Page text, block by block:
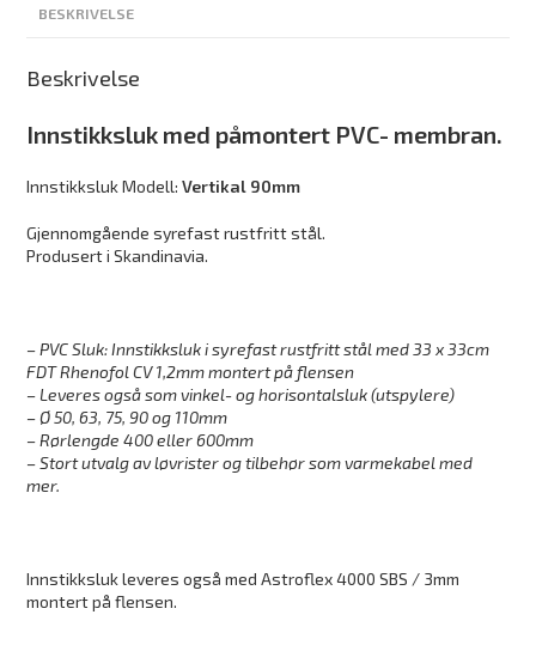
BESKRIVELSE
Beskrivelse
Innstikksluk med påmontert PVC- membran.
Innstikksluk Modell:Vertikal 90mm
Gjennomgående syrefast rustfritt stål.
Produsert i Skandinavia.
– PVC Sluk: Innstikksluk i syrefast rustfrittstål med 33 x 33cm
FDT Rhenofol CV 1,2mmmontert på flensen
– Leveres også som vinkel- oghorisontalsluk (utspylere)
– Ø 50, 63, 75, 90 og 110mm
– Rørlengde 400 eller 600mm
– Stort utvalg av løvrister og tilbehør somvarmekabel med
mer.
Innstikksluk leveres også med Astroflex 4000 SBS / 3mm
montert på flensen.